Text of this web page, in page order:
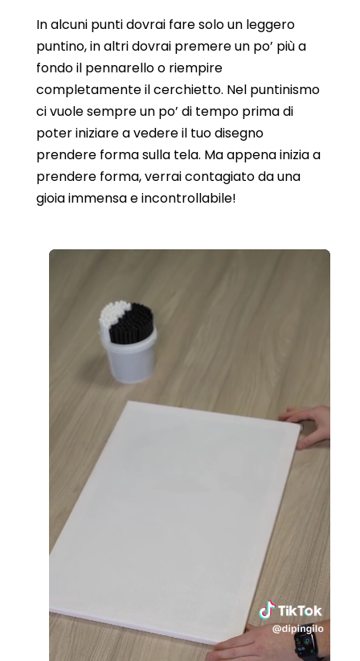
In alcuni punti dovrai fare solo un leggero
puntino, in altri dovrai premere un po’ più a
fondo il pennarello o riempire
completamente il cerchietto. Nel puntinismo
ci vuole sempre un po’ di tempo prima di
poter iniziare a vedere il tuo disegno
prendere forma sulla tela. Ma appena inizia a
prendere forma, verrai contagiato da una
gioia immensa e incontrollabile!